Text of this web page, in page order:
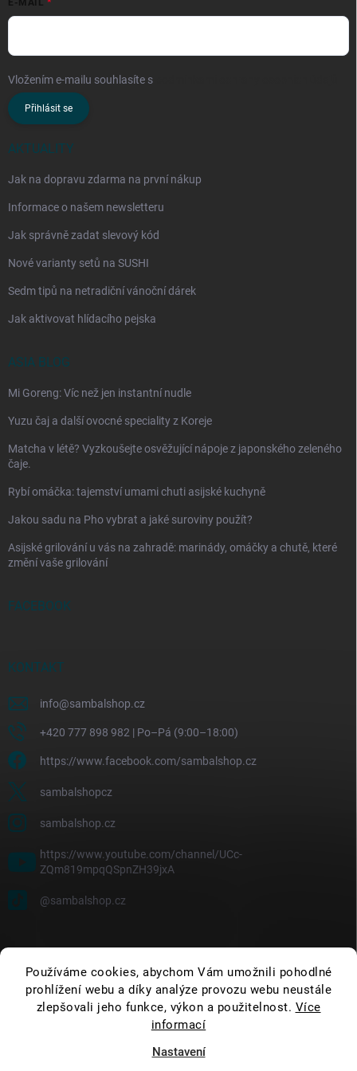
Používáme cookies, abychom Vám umožnili pohodlné
prohlížení webu a díky analýze provozu webu neustále
zlepšovali jeho funkce, výkon a použitelnost. Více
informací
Nastavení
Vložením e-mailu souhlasíte s
Přihlásit se
AKTUALITY
Jak na dopravu zdarma na první nákup
Informace o našem newsletteru
Jak správně zadat slevový kód
Nové varianty setů na SUSHI
Sedm tipů na netradiční vánoční dárek
Jak aktivovat hlídacího pejska
ASIA BLOG
Mi Goreng: Víc než jen instantní nudle
Yuzu čaj a další ovocné speciality z Koreje
Matcha v létě? Vyzkoušejte osvěžující nápoje z japonského zeleného
čaje.
Rybí omáčka: tajemství umami chuti asijské kuchyně
Jakou sadu na Pho vybrat a jaké suroviny použít?
Asijské grilování u vás na zahradě: marinády, omáčky a chutě, které
změní vaše grilování
FACEBOOK
KONTAKT
info@sambalshop.cz
+420 777 898 982 | Po–Pá (9:00–18:00)
https://www.facebook.com/sambalshop.cz
sambalshopcz
sambalshop.cz
https://www.youtube.com/channel/UCc-
ZQm819mpqQSpnZH39jxA
@sambalshop.cz
. Všechna práva vyhrazena.